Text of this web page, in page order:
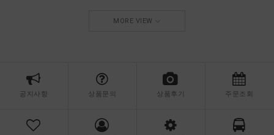
MORE VIEW
공지사항 상품문의 상품후기 주문조회